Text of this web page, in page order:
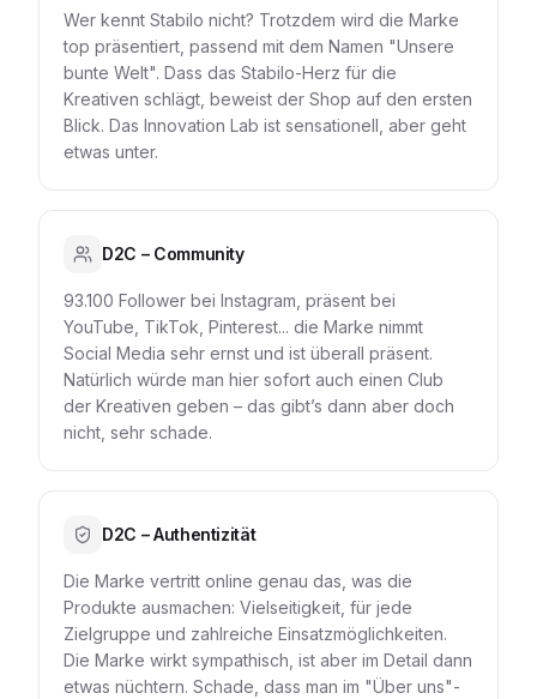
Wer kennt Stabilo nicht? Trotzdem wird die Marke
top präsentiert, passend mit dem Namen "Unsere
bunte Welt". Dass das Stabilo-Herz für die
Kreativen schlägt, beweist der Shop auf den ersten
Blick. Das Innovation Lab ist sensationell, aber geht
etwas unter.
D2C – Community
93.100 Follower bei Instagram, präsent bei
YouTube, TikTok, Pinterest... die Marke nimmt
Social Media sehr ernst und ist überall präsent.
Natürlich würde man hier sofort auch einen Club
der Kreativen geben – das gibt’s dann aber doch
nicht, sehr schade.
D2C – Authentizität
Die Marke vertritt online genau das, was die
Produkte ausmachen: Vielseitigkeit, für jede
Zielgruppe und zahlreiche Einsatzmöglichkeiten.
Die Marke wirkt sympathisch, ist aber im Detail dann
etwas nüchtern. Schade, dass man im "Über uns"-